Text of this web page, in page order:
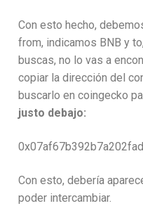
Con esto hecho,
from, indicamos BNB y
buscas, no lo vas a
copiar la dirección del
buscarlo en coingecko
justo debajo:
Con esto, debería
poder intercambiar.